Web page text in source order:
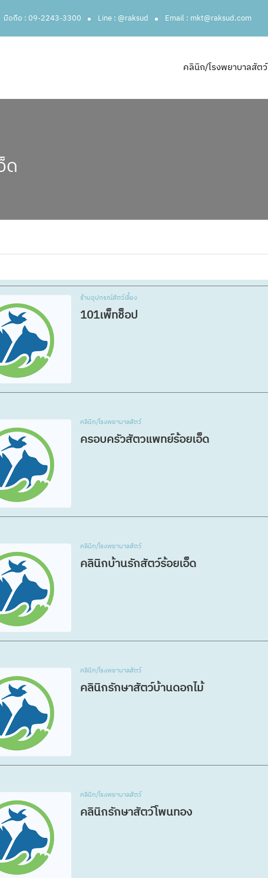
มือถือ : 09-2243-3300 Line : @raksud Email : mkt@raksud.com
คลินิก/โรงพยาบาลสัตว์
ด
ร้านอุปกรณ์สัตว์เลี้ยง
101เพ็ทช็อป
คลินิก/โรงพยาบาลสัตว์
ครอบครัวสัตวแพทย์ร้อยเอ็ด
คลินิก/โรงพยาบาลสัตว์
คลินิกบ้านรักสัตว์ร้อยเอ็ด
คลินิก/โรงพยาบาลสัตว์
คลินิกรักษาสัตว์บ้านดอกไม้
คลินิก/โรงพยาบาลสัตว์
คลินิกรักษาสัตว์โพนทอง